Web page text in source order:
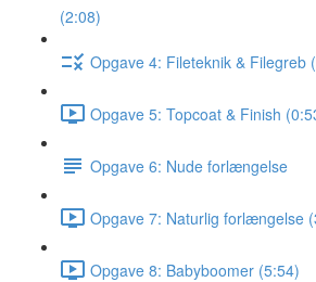
(2:08)
Opgave 4: Fileteknik & Filegreb
Opgave 5: Topcoat & Finish
Opgave 6: Nude forlængelse
Opgave 7: Naturlig forlængelse
Opgave 8: Babyboomer (5:54)